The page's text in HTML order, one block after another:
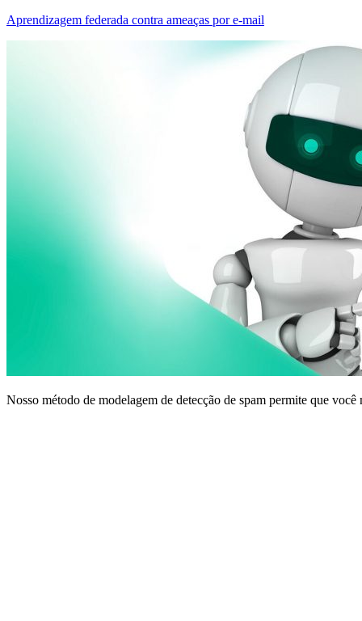
Aprendizagem federada contra ameaças por e-mail
Nosso método de modelagem de detecção de spam permite que